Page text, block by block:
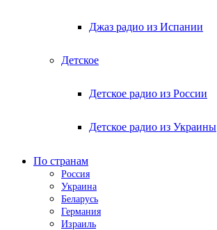
Джаз радио из Испании
Детское
Детское радио из России
Детское радио из Украины
По странам
Россия
Украина
Беларусь
Германия
Израиль